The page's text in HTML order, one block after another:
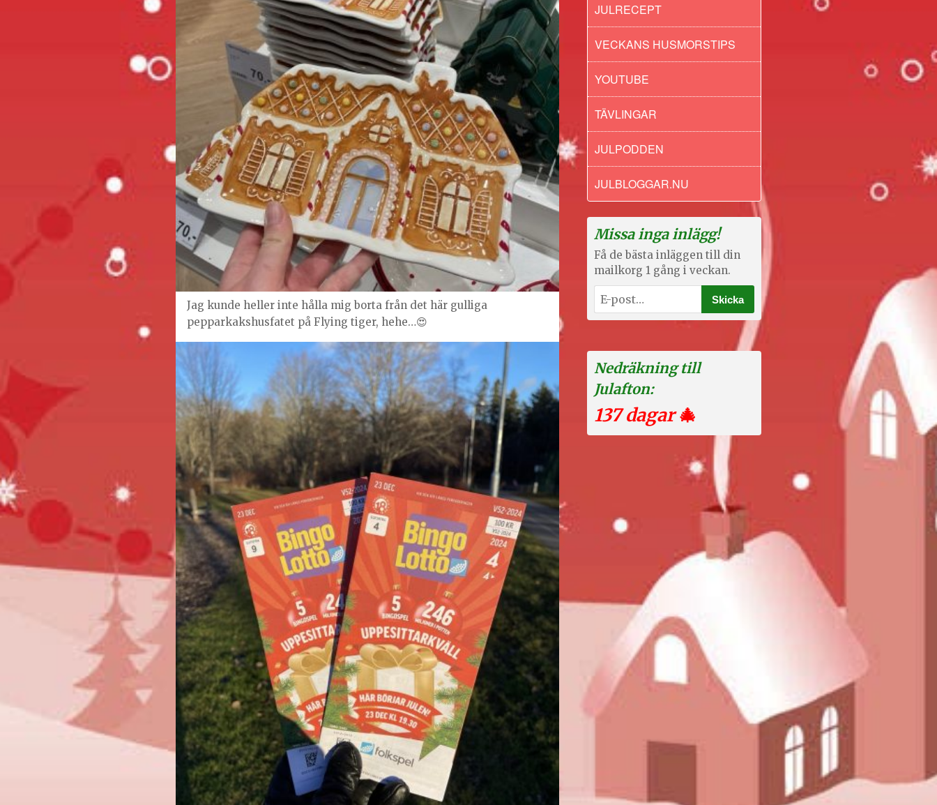
Jag kunde heller inte hålla mig borta från det här gulliga
pepparkakshusfatet på Flying tiger, hehe…😍
JULRECEPT
VECKANS HUSMORSTIPS
YOUTUBE
TÄVLINGAR
JULPODDEN
JULBLOGGAR.NU
Missa inga inlägg!
Få de bästa inläggen till din
mailkorg 1 gång i veckan.
Nedräkning till
Julafton:
137 dagar🎄